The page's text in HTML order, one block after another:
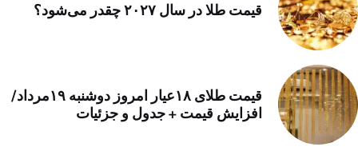
قیمت طلا در سال ۲۰۲۷ چقدر می‌شود؟
قیمت طلای ۱۸عیار امروز دوشنبه ۱۹مرداد/
افزایش قیمت + جدول و جزئیات